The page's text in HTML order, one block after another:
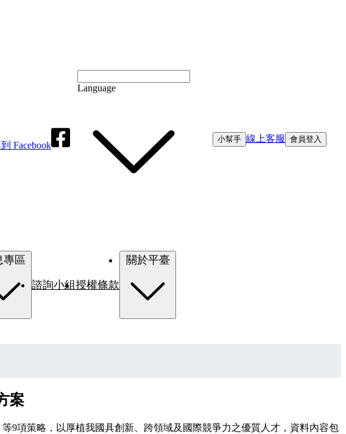
Facebook
Language
小幫手 線上客服 會員登入
諮詢小組授權條款
案
9項策略，以厚植我國具創新、跨領域及國際競爭力之優質人才，資料內容包